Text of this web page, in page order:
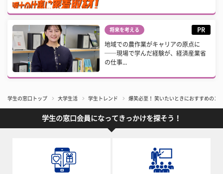
将来を考える PR
地域での農作業がキャリアの原点に
──現場で学んだ経験が、経済産業省
の仕事...
学生の窓口トップ 大学生活 学生トレンド 爆笑必至！ 笑いたいときにおすすめのコ
学生の窓口会員になってきっかけを探そう！